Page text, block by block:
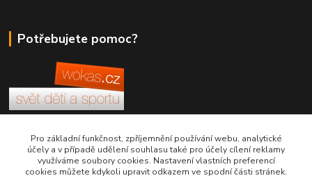
Potřebujete pomoc?
+420 380 830 198
wokas.online@yahoo.cz
Pro základní funkčnost, zpříjemnění používání webu, analytické
účely a v případě udělení souhlasu také pro účely cílení reklamy
využíváme soubory cookies. Nastavení vlastních preferencí
cookies můžete kdykoli upravit odkazem ve spodní části stránek.